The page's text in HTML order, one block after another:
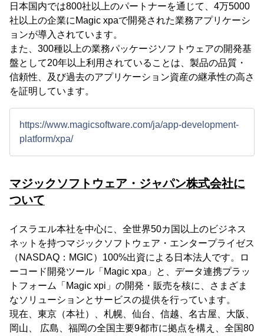
日本国内では800社以上のパートナーを通じて、4万5000
社以上の企業にMagic xpaで開発された業務アプリケーシ
ョンが導入されています。
また、300種以上の業務パッケージソフトウェアの開発基
盤として20年以上利用されていることは、製品の品質・
信頼性、及び過去のアプリケーション資産の継承性の高さ
を証明しています。
https://www.magicsoftware.com/ja/app-development-
platform/xpa/
マジックソフトウェア・ジャパン株式会社に
ついて
イスラエル本社を中心に、全世界50カ国以上のビジネス
ネットを持つマジックソフトウェア・エンタープライゼス
（NASDAQ：MGIC）100%出資による日本法人です。ロ
ーコード開発ツール「Magic xpa」と、データ連携プラッ
トフォーム「Magic xpi」の開発・販売を核に、さまざま
なソリューションとサービスの提供を行っています。
現在、東京（本社）、札幌、仙台、信越、名古屋、大阪、
岡山、 広島、福岡の全国主要9都市に拠点を構え、全国80